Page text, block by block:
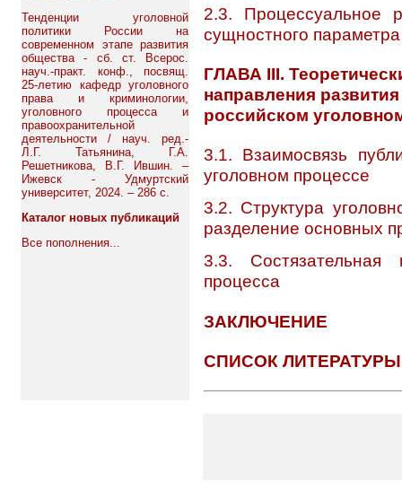
Тенденции уголовной
политики России на
современном этапе развития
общества - сб. ст. Всерос.
науч.-практ. конф., посвящ.
25-летию кафедр уголовного
права и криминологии,
уголовного процесса и
правоохранительной
деятельности / науч. ред.-
Л.Г. Татьянина, Г.А.
Решетникова, В.Г. Ившин. –
Ижевск - Удмуртский
университет, 2024. – 286 с.
Каталог новых публикаций
Все пополнения...
2.3. Процессуальное
сущностного
ГЛАВА III.
направления
российском
3.1. Взаимосвязь
уголовном процессе
3.2. Структура
разделение основных
3.3. Состязательная
процесса
ЗАКЛЮЧЕНИЕ
СПИСОК ЛИТЕРАТУРЫ